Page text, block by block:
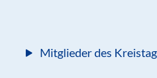
Mitglieder des